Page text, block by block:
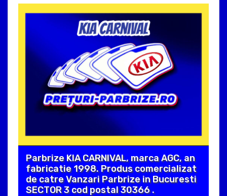
Parbrize KIA CARNIVAL, marca AGC, an
fabricatie 1998. Produs comercializat
de catre Vanzari Parbrize in Bucuresti
SECTOR 3 cod postal 30366 .